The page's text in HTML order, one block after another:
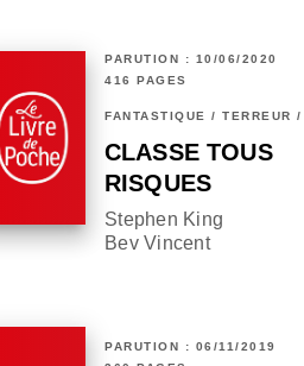
PARUTION : 10/06/2020
416 PAGES
FANTASTIQUE / TERREUR /
CLASSE TOUS
RISQUES
Stephen King
Bev Vincent
PARUTION : 06/11/2019